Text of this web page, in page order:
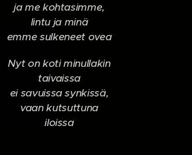
ja me kohtasimme,
lintu ja minä
emme sulkeneet ovea
Nyt on koti minullakin
taivaissa
ei savuissa synkissä,
vaan kutsuttuna
iloissa